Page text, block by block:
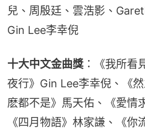
兒、周殷廷、雲浩影、
Gin Lee李幸倪
十大中文金曲獎 ：《我所看
夜行》Gin Lee李幸倪、《
麽都不是》馬天佑、《愛情
《四月物語》林家謙、《